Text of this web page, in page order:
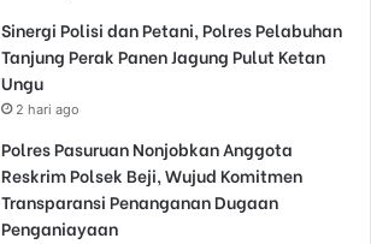
Sinergi Polisi dan Petani, Polres Pelabuhan
Tanjung Perak Panen Jagung Pulut Ketan
Ungu
2 hari ago
Polres Pasuruan Nonjobkan Anggota
Reskrim Polsek Beji, Wujud Komitmen
Transparansi Penanganan Dugaan
Penganiayaan